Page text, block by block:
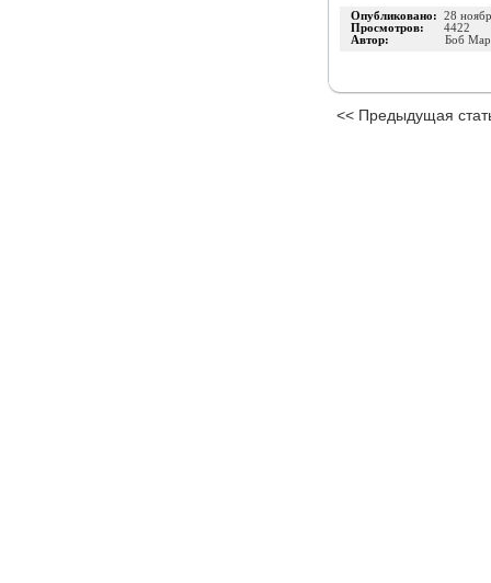
Опубликовано: 28
Просмотров: 4422
Автор:
Боб
<< Предыдущая